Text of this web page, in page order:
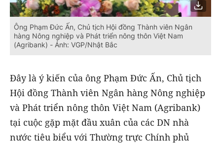
Ông Phạm Đức Ấn, Chủ tịch Hội đồng Thành viên Ngân
hàng Nông nghiệp và Phát triển nông thôn Việt Nam
(Agribank) - Ảnh: VGP/Nhật Bắc
Đây là ý kiến của ông Phạm Đức Ấn, Chủ tịch
Hội đồng Thành viên Ngân hàng Nông nghiệp
và Phát triển nông thôn Việt Nam (Agribank)
tại cuộc gặp mặt đầu xuân của các DN nhà
nước tiêu biểu với Thường trực Chính phủ